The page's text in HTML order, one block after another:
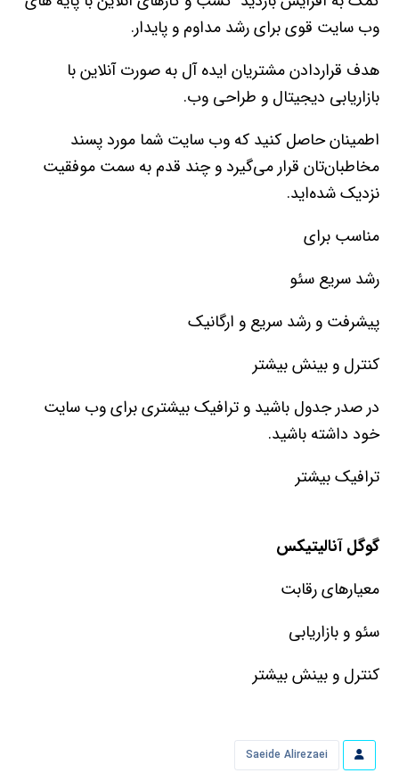
وب سایت قوی برای رشد مداوم و پایدار.
هدف قراردادن مشتریان ایده آل به صورت آنلاین با
بازاریابی دیجیتال و طراحی وب.
اطمینان حاصل کنید که وب سایت شما مورد پسند
مخاطبان‌تان قرار می‌گیرد و چند قدم به سمت موفقیت
نزدیک شده‌اید.
مناسب برای
رشد سریع سئو
پیشرفت و رشد سریع و ارگانیک
کنترل و بینش بیشتر
در صدر جدول باشید و ترافیک بیشتری برای وب سایت
خود داشته باشید.
ترافیک بیشتر
گوگل آنالیتیکس
معیارهای رقابت
سئو و بازاریابی
کنترل و بینش بیشتر
Saeide Alirezaei